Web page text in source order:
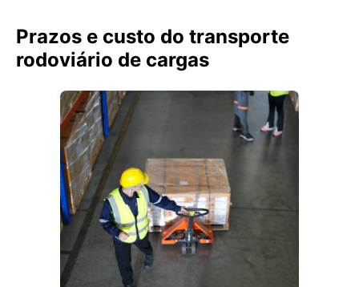
Prazos e custo do transporte
rodoviário de cargas